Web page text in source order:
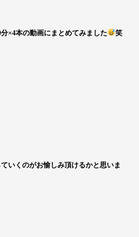
×4本の動画にまとめてみました 笑
いくのがお愉しみ頂けるかと思いま